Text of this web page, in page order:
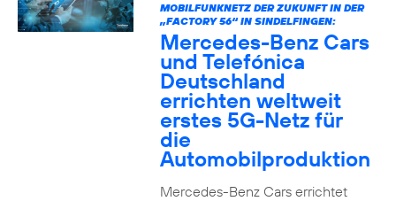
MOBILFUNKNETZ DER ZUKUNFT IN DER
„FACTORY 56“ IN SINDELFINGEN:
Mercedes-Benz Cars
und Telefónica
Deutschland
errichten weltweit
erstes 5G-Netz für
die
Automobilproduktion
Mercedes-Benz Cars errichtet